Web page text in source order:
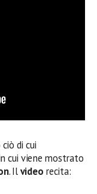
di cui
cui viene mostrato
. Ilvideo recita: